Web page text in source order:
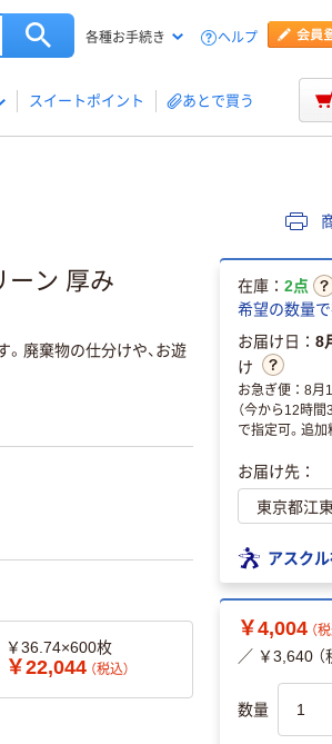
各種お手続き ヘルプ
スイートポイント あとで買う
ーン 厚み
。廃棄物の仕分けや、お遊
￥36.74×600枚
￥22,044 （税込）
在庫： 2点
希望の数量
お届け日： 8
け
お急ぎ便：8月1
（今から12時
で指定可。追加
お届け先：
アスク
￥4,004 （
／ ￥3,640 （
数量